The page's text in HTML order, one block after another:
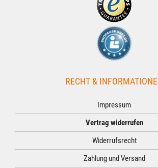
RECHT &
Impressum
Vertrag widerrufen
Widerrufsrecht
Zahlung und Versand